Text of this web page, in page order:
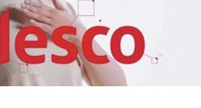
como a vivência de novas
esse “click”.
DESTAQUE